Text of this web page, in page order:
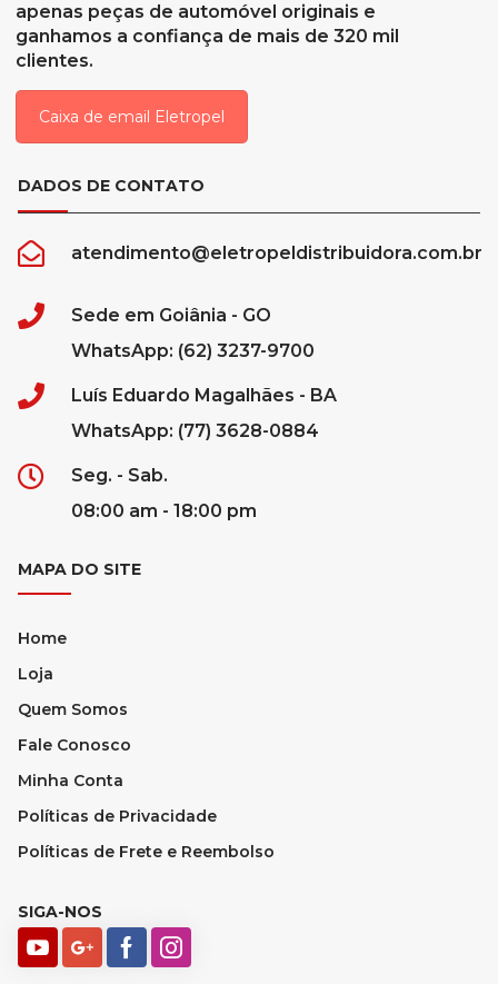
apenas peças de automóvel originais e
ganhamos a confiança de mais de 320 mil
clientes.
Caixa de email Eletropel
DADOS DE CONTATO
atendimento@eletropeldistribuidora.com.br
Sede em Goiânia - GO
WhatsApp: (62) 3237-9700
Luís Eduardo Magalhães - BA
WhatsApp: (77) 3628-0884
Seg. - Sab.
08:00 am - 18:00 pm
MAPA DO SITE
Home
Loja
Quem Somos
Fale Conosco
Minha Conta
Políticas de Privacidade
Políticas de Frete e Reembolso
SIGA-NOS